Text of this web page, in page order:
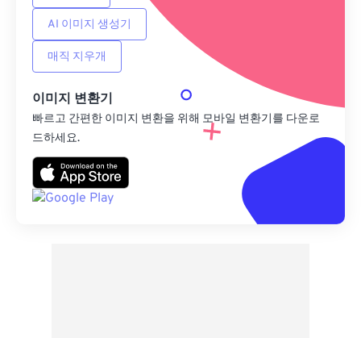
AI 이미지 생성기
매직 지우개
이미지 변환기
빠르고 간편한 이미지 변환을 위해 모바일 변환기를 다운로
드하세요.